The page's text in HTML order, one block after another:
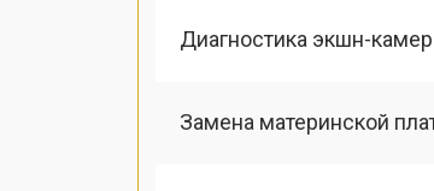
Диагностика экшн-
Замена материнской